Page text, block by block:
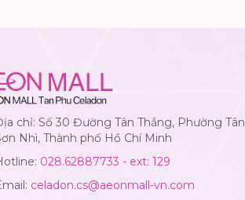
chỉ: Số 30 Đường Tân Thắng, Phường Tân
Nhì, Thành phố Hồ Chí Minh
028.62887733 - ext: 129
celadon.cs@aeonmall-vn.com